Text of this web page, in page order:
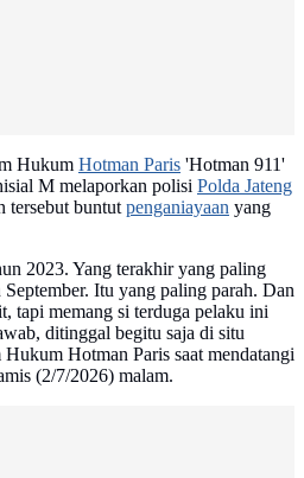
Hukum Hotman Paris 'Hotman 911'
M melaporkan polisi Polda Jateng
tersebut buntutpenganiayaan yang
2023. Yang terakhir yang paling
Itu yang paling parah. Dan
tapi memang si terduga pelaku ini
ditinggal begitu saja di situ
Hotman Paris saat mendatangi
(2/7/2026) malam.